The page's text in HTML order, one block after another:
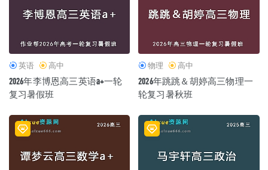
英语 高中
2026年李博恩高三英语a+一轮
复习暑假班
物理 高中
2026年跳跳＆胡婷高三物理一
轮复习暑秋班